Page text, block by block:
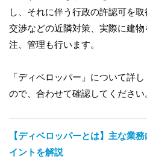
し、それに伴う行政の許認可を
交渉などの近隣対策、実際に建
注、管理も行います。
「ディベロッパー」について詳
ので、合わせて確認してください
【ディベロッパーとは】主な業
イントを解説